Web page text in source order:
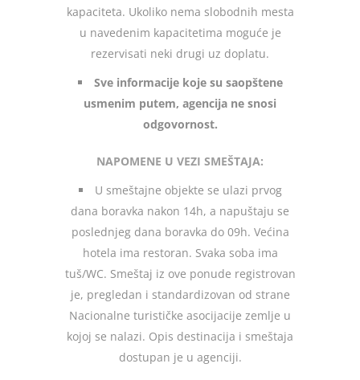
kapaciteta. Ukoliko nema slobodnih mesta
u navedenim kapacitetima moguće je
rezervisati neki drugi uz doplatu.
Sve informacije koje su saopštene
usmenim putem, agencija ne snosi
odgovornost.
NAPOMENE U VEZI SMEŠTAJA:
U smeštajne objekte se ulazi prvog
dana boravka nakon 14h, a napuštaju se
poslednjeg dana boravka do 09h. Većina
hotela ima restoran. Svaka soba ima
tuš/WC. Smeštaj iz ove ponude registrovan
je, pregledan i standardizovan od strane
Nacionalne turističke asocijacije zemlje u
kojoj se nalazi. Opis destinacija i smeštaja
dostupan je u agenciji.